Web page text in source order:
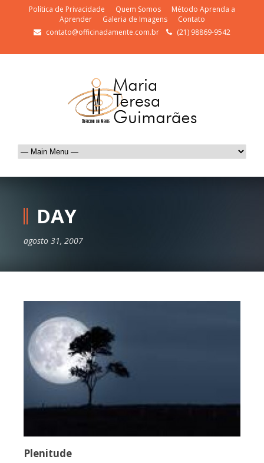
Política de Privacidade Quem Somos
Método Aprenda a
Aprender
Galeria de Imagens
Contato
contato@officinadamente.com.br
(21) 98869-9542
DAY
agosto 31, 2007
Plenitude